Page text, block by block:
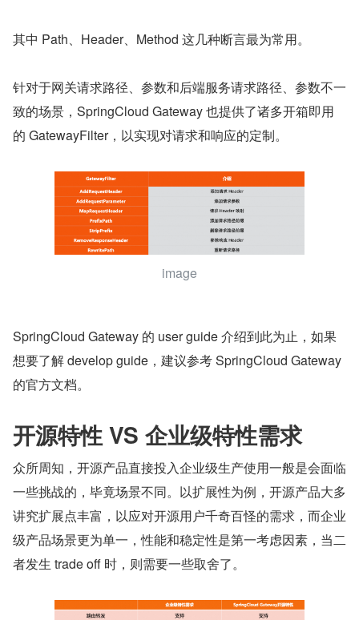
其中 Path、Header、Method 这几种断言最为常用。
针对于网关请求路径、参数和后端服务请求路径、参数不一
致的场景，SpringCloud Gateway 也提供了诸多开箱即用
的 GatewayFilter，以实现对请求和响应的定制。
image
SpringCloud Gateway 的 user guide 介绍到此为止，如果
想要了解 develop guide，建议参考 SpringCloud Gateway
的官方文档。
开源特性 VS 企业级特性需求
众所周知，开源产品直接投入企业级生产使用一般是会面临
一些挑战的，毕竟场景不同。以扩展性为例，开源产品大多
讲究扩展点丰富，以应对开源用户千奇百怪的需求，而企业
级产品场景更为单一，性能和稳定性是第一考虑因素，当二
者发生 trade off 时，则需要一些取舍了。